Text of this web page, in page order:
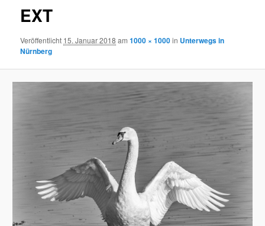
EXT
Veröffentlicht 15. Januar 2018 am1000 × 1000in Unterwegs in
Nürnberg